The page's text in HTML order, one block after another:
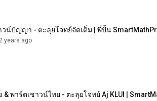
วน์ปัญญา - ตะลุยโจทย์จัดเต็ม | พี่ปั้น
years ago
& พาร์ตเชาวน์ไทย - ตะลุยโจทย์ Aj KLUI |